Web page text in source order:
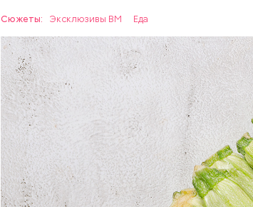
Сюжеты: Эксклюзивы ВМ Еда
ЕДА ОВОЩИ РЕЦЕПТЫ
— В момент стресса он держит
контролирует более 300 реакций
положительно влияет на нервную